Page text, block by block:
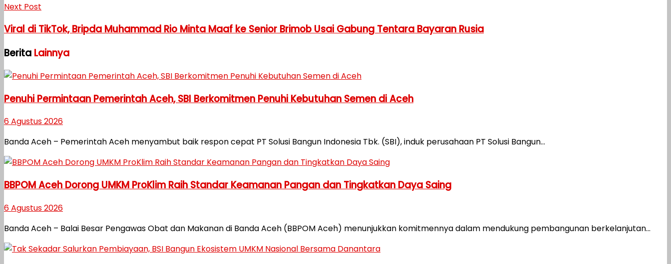
Next Post
Viral di TikTok, Bripda Muhammad Rio Minta Maaf ke Senior Brimob Usai Gabung Tentara Bayaran Rusia
Berita Lainnya
Penuhi Permintaan Pemerintah Aceh, SBI Berkomitmen Penuhi Kebutuhan Semen di Aceh
6 Agustus 2026
Banda Aceh – Pemerintah Aceh menyambut baik respon cepat PT Solusi Bangun Indonesia Tbk. (SBI), induk perusahaan PT Solusi Bangun...
BBPOM Aceh Dorong UMKM ProKlim Raih Standar Keamanan Pangan dan Tingkatkan Daya Saing
6 Agustus 2026
Banda Aceh – Balai Besar Pengawas Obat dan Makanan di Banda Aceh (BBPOM Aceh) menunjukkan komitmennya dalam mendukung pembangunan berkelanjutan...